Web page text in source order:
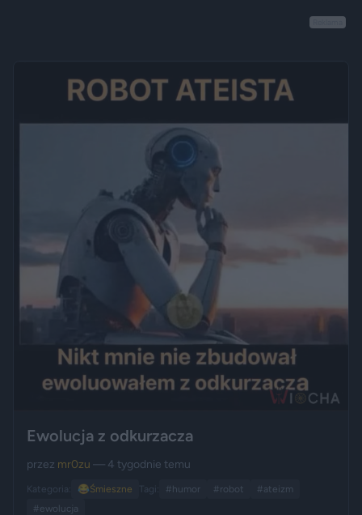
Ewolucja z odkurzacza
przez mr0zu — 4 tygodnie temu
Kategoria: 😂Śmieszne Tagi: #humor #robot
#ateizm
#ewolucja